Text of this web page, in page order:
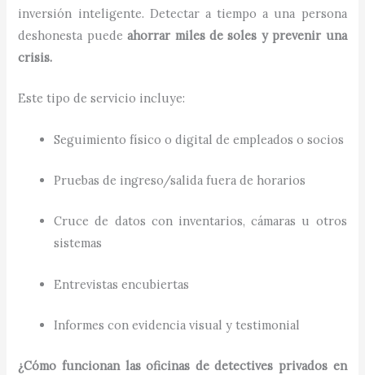
inversión inteligente. Detectar a tiempo a una persona
deshonesta puedeahorrar miles de soles y prevenir una
crisis.
Este tipo de servicio incluye:
Seguimiento físico o digital de empleados o socios
Pruebas de ingreso/salida fuera de horarios
Cruce de datos con inventarios, cámaras u otros
sistemas
Entrevistas encubiertas
Informes con evidencia visual y testimonial
¿Cómo funcionan las oficinas de detectives privados en